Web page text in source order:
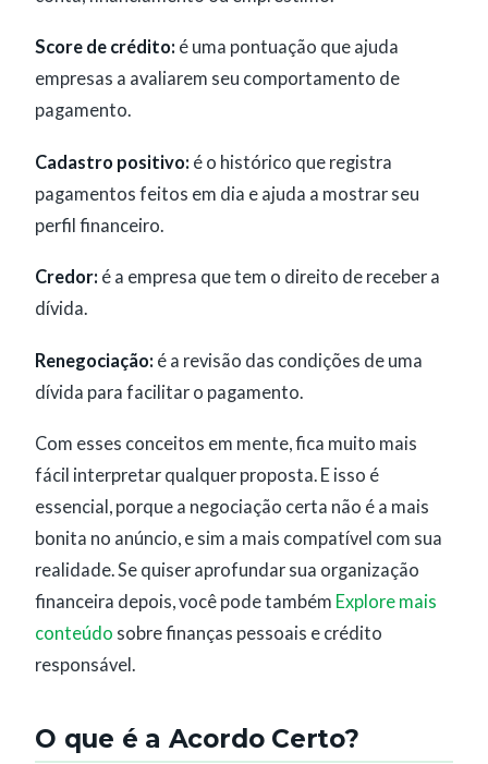
Score de crédito: é uma pontuação que ajuda
empresas a avaliarem seu comportamento de
pagamento.
Cadastro positivo: é o histórico que registra
pagamentos feitos em dia e ajuda a mostrar seu
perfil financeiro.
Credor: é a empresa que tem o direito de receber a
dívida.
Renegociação: é a revisão das condições de uma
dívida para facilitar o pagamento.
Com esses conceitos em mente, fica muito mais
fácil interpretar qualquer proposta. E isso é
essencial, porque a negociação certa não é a mais
bonita no anúncio, e sim a mais compatível com sua
realidade. Se quiser aprofundar sua organização
financeira depois, você pode também Explore mais
conteúdo sobre finanças pessoais e crédito
responsável.
O que é a Acordo Certo?